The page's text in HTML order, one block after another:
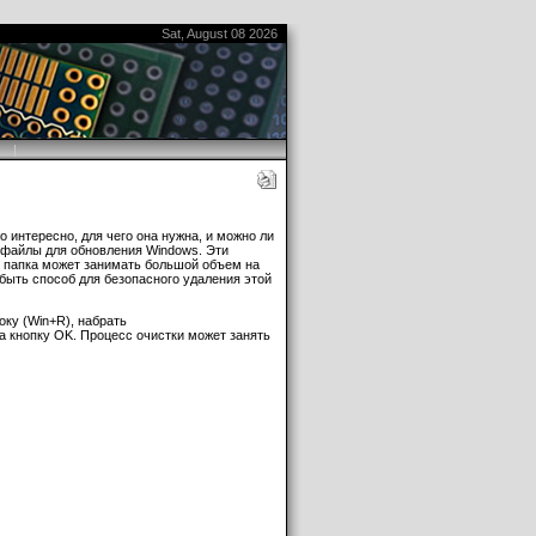
Sat, August 08 2026
|
интересно, для чего она нужна, и можно ли
файлы для обновления Windows. Эти
может занимать большой объем на
способ для безопасного удаления этой
(Win+R), набрать
кнопку OK. Процесс очистки может занять
на диске с файловой
системные файлы на
в в контекстном меню
administrators:F"
/t"
"IsolatedCommand"="cmd.exe /c takeown /f \"%1\" /r /d y && icacls \"%1\" /grant administrators:F /t"